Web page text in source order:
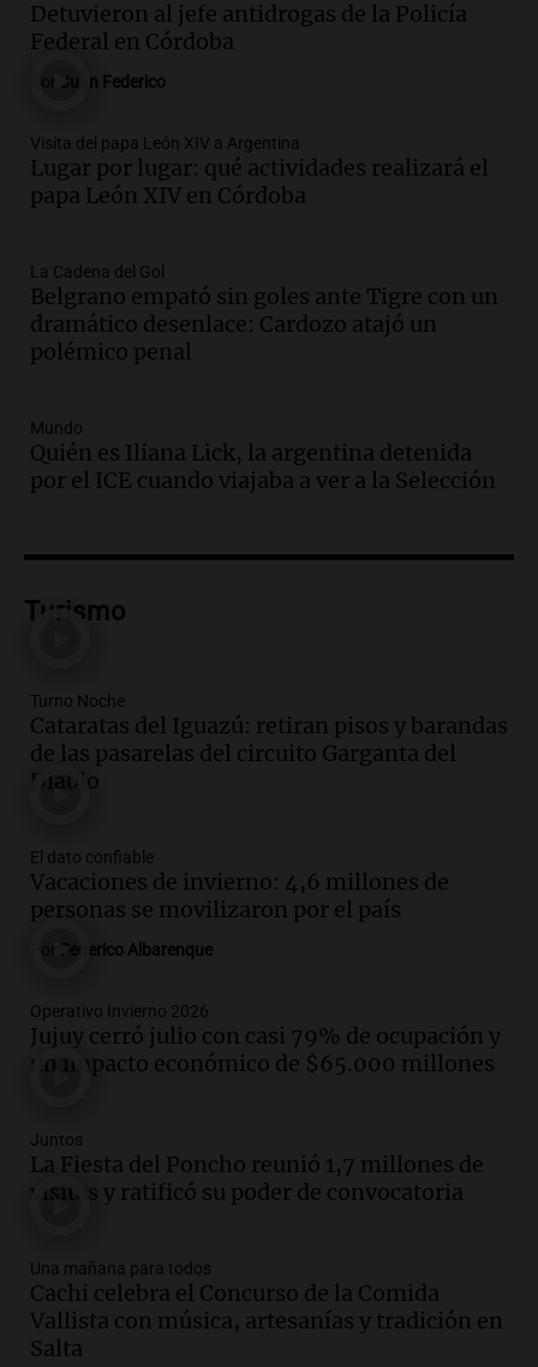
centro de esquí Penitentes Park tras
siete años de cierre por falta de nieve
Episodios
Audio.Madres en Rosario piden por la
ley Joaquín.
Viva la Radio Rosario
Audio. Juan Pedro Colombo, rematador
de hacienda: “Las tecnologías no
reemplazan el contacto con la gente”
La Argentina, hoy
Audio.
un pozo de 17 metros en Nueva Córdoba
Panorama Federal
Audio.Lanzamiento del Tigo 7 CSH: el
al mercado argentino
Audio.
Mundial de Natación de Invierno con
récords y atletas de 20 países
Amamos Argentina
Audio.Conductor imputado por
accidente fatal en San Luis dejó tres
jóvenes muertos y un herido grave
Episodios
marcha atrás en la Ley de Tierras:
“Frenamos un saqueo de recursos”
Amamos Argentina
Audio.
Federal Sancor Seguros y adelantó su
nuevo tema a Cadena 3 Rosario.
Audio.Cierre del Paso Internacional
Cristo Redentor por acumulación de
nieve se extiende a 22 días
Detuvieron al jefe antidrogas de la Policía
Federal en Córdoba
Juan Federico
Visita del papa León XIV a Argentina
Lugar por lugar: qué actividades realizará el
papa León XIV en Córdoba
La Cadena del Gol
Belgrano empató sin goles ante Tigre con un
dramático desenlace: Cardozo atajó un
polémico penal
Mundo
Quién es Iliana Lick, la argentina detenida
por el ICE cuando viajaba a ver a la Selección
Turismo
Turno Noche
Cataratas del Iguazú: retiran pisos y barandas
de las pasarelas del circuito Garganta del
Diablo
El dato confiable
Vacaciones de invierno: 4,6 millones de
personas se movilizaron por el país
Federico Albarenque
Operativo Invierno 2026
Jujuy cerró julio con casi 79% de ocupación y
un impacto económico de $65.000 millones
Juntos
La Fiesta del Poncho reunió 1,7 millones de
visitas y ratificó su poder de convocatoria
Una mañana para todos
Cachi celebra el Concurso de la Comida
Vallista con música, artesanías y tradición en
Salta